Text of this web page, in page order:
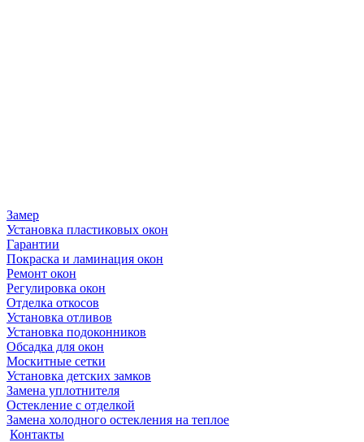
Замер
Установка пластиковых окон
Гарантии
Покраска и ламинация окон
Ремонт окон
Регулировка окон
Отделка откосов
Установка отливов
Установка подоконников
Обсадка для окон
Москитные сетки
Установка детских замков
Замена уплотнителя
Остекление с отделкой
Замена холодного остекления на теплое
Контакты